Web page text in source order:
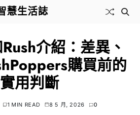
慧生活誌
介紹：差異、
購買前的
實用判斷
1 MIN READ 8 5 月, 2026 0